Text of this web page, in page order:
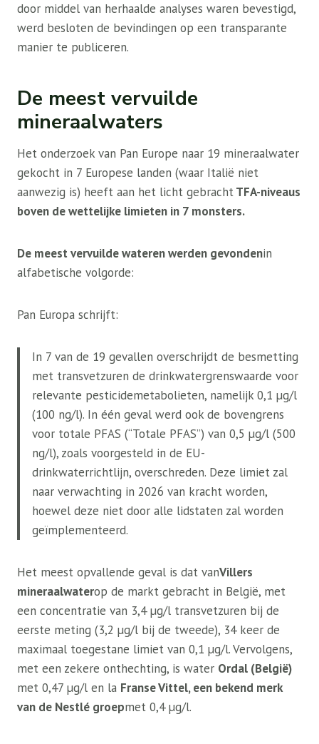
door middel van herhaalde analyses waren bevestigd,
werd besloten de bevindingen op een transparante
manier te publiceren.
De meest vervuilde
mineraalwaters
Het onderzoek van Pan Europe naar 19 mineraalwater
gekocht in 7 Europese landen (waar Italië niet
aanwezig is) heeft aan het licht gebrachtTFA-niveaus
boven de wettelijke limieten in 7 monsters.
De meest vervuilde wateren werden gevondenin
alfabetische volgorde:
Pan Europa schrijft:
In 7 van de 19 gevallen overschrijdt de besmetting
met transvetzuren de drinkwatergrenswaarde voor
relevante pesticidemetabolieten, namelijk 0,1 µg/l
(100 ng/l). In één geval werd ook de bovengrens
voor totale PFAS (“Totale PFAS”) van 0,5 µg/l (500
ng/l), zoals voorgesteld in de EU-
drinkwaterrichtlijn, overschreden. Deze limiet zal
naar verwachting in 2026 van kracht worden,
hoewel deze niet door alle lidstaten zal worden
geïmplementeerd.
Het meest opvallende geval is dat vanVillers
mineraalwaterop de markt gebracht in België, met
een concentratie van 3,4 µg/l transvetzuren bij de
eerste meting (3,2 µg/l bij de tweede), 34 keer de
maximaal toegestane limiet van 0,1 µg/l. Vervolgens,
met een zekere onthechting, is water Ordal (België)
met 0,47 µg/l en la Franse Vittel, een bekend merk
van de Nestlé groepmet 0,4 µg/l.